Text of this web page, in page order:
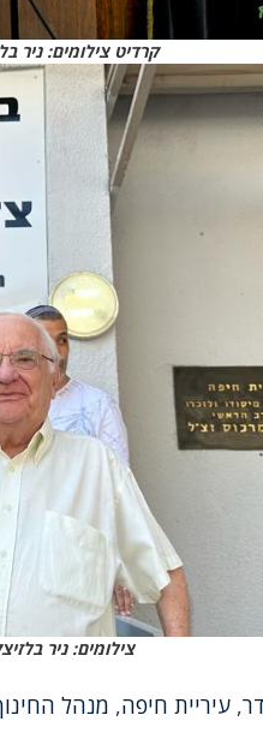
קרדיט צילומים: ניר
צילומים: ניר
,עיריית חיפה, מנהל